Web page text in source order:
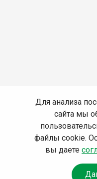
Для анализа
сайта мы
файлы cookie.
вы даете